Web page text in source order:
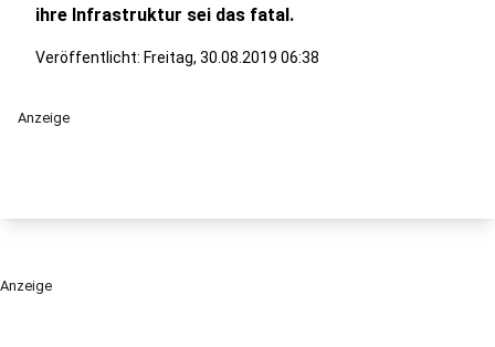
ihre Infrastruktur sei das fatal.
Veröffentlicht: Freitag, 30.08.2019 06:38
Anzeige
Anzeige